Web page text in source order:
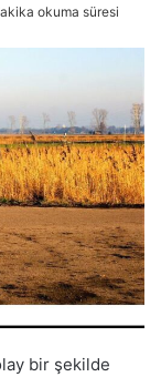
okuma süresi
bir şekilde